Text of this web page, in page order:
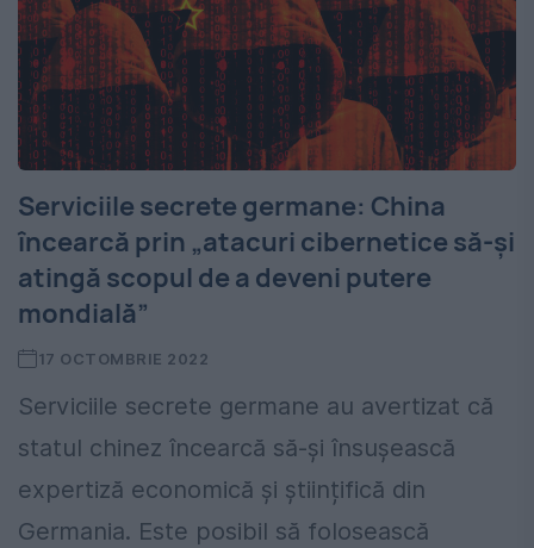
Serviciile secrete germane: China
încearcă prin „atacuri cibernetice să-şi
atingă scopul de a deveni putere
mondială”
17 OCTOMBRIE 2022
Serviciile secrete germane au avertizat că
statul chinez încearcă să-şi însușească
expertiză economică şi științifică din
Germania. Este posibil să folosească